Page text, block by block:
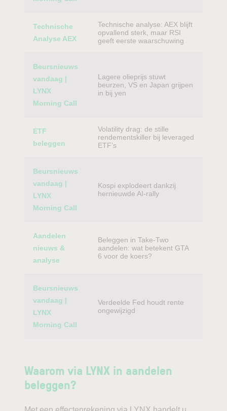
Technische
Analyse AEX
Technische analyse: AEX blijft
opvallend sterk, maar RSI
geeft eerste waarschuwing
Beursnieuws
vandaag |
LYNX
Morning Call
Lagere olieprijs stuwt
beurzen, VS en Japan grijpen
in bij yen
ETF
beleggen
Volatility drag: de stille
rendementskiller bij leveraged
ETF’s
Beursnieuws
vandaag |
LYNX
Morning Call
Kospi explodeert dankzij
hernieuwde AI-rally
Aandelen
nieuws &
analyse
Beleggen in Take-Two
aandelen: wat betekent GTA
6 voor de koers?
Beursnieuws
vandaag |
LYNX
Morning Call
Verdeelde Fed houdt rente
ongewijzigd
Waarom via LYNX in aandelen
beleggen?